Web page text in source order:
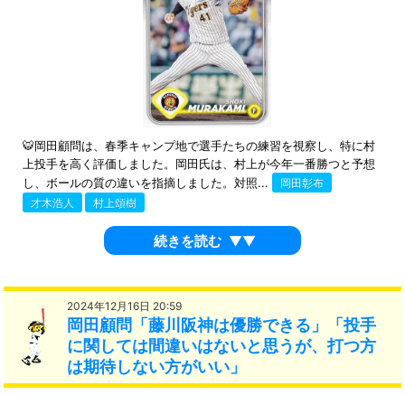
🐯岡田顧問は、春季キャンプ地で選手たちの練習を視察し、特に村
上投手を高く評価しました。岡田氏は、村上が今年一番勝つと予想
し、ボールの質の違いを指摘しました。対照...
岡田彰布
才木浩人
村上頌樹
続きを読む ▼▼
2024年12月16日 20:59
岡田顧問「藤川阪神は優勝できる」「投手
に関しては間違いはないと思うが、打つ方
は期待しない方がいい」